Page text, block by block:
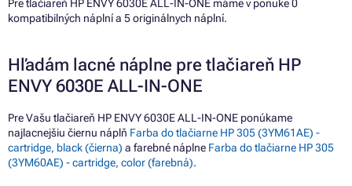
Pre tlačiareň HP ENVY 6030E ALL-IN-ONE máme v ponuke 0
kompatibilných náplní a 5 originálnych náplní.
Hľadám lacné náplne pre tlačiareň HP
ENVY 6030E ALL-IN-ONE
Pre Vašu tlačiareň HP ENVY 6030E ALL-IN-ONE ponúkame
najlacnejšiu čiernu náplň Farba do tlačiarne HP 305 (3YM61AE) -
cartridge, black (čierna) a farebné náplne Farba do tlačiarne HP 305
(3YM60AE) - cartridge, color (farebná).